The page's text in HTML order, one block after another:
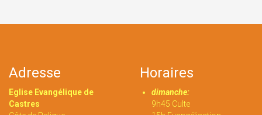
Adresse
Eglise Evangélique de
Castres
Horaires
dimanche:
9h45 Culte